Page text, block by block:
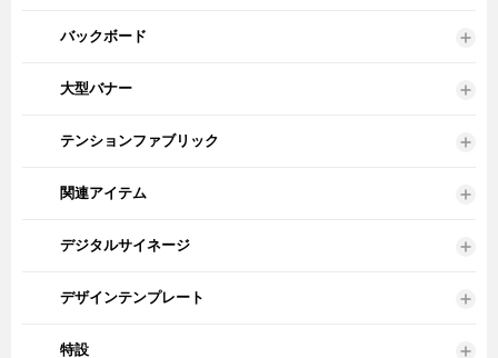
バックボード
大型バナー
テンションファブリック
関連アイテム
デジタルサイネージ
デザインテンプレート
特設